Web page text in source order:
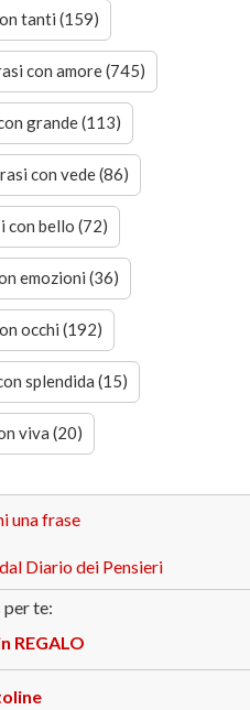
tanti (159)
con amore (745)
grande (113)
con vede (86)
con bello (72)
emozioni (36)
occhi (192)
splendida (15)
viva (20)
una frase
Diario dei Pensieri
te:
REGALO